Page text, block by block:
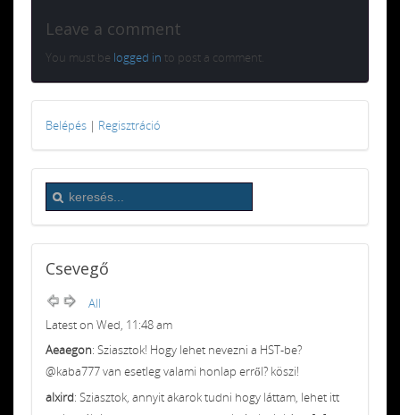
Leave a comment
You must be logged in to post a comment.
Belépés | Regisztráció
Csevegő
All
Latest on Wed, 11:48 am
Aeaegon: Sziasztok! Hogy lehet nevezni a HST-be?
@kaba777 van esetleg valami honlap erről? köszi!
alxird: Sziasztok, annyit akarok tudni hogy láttam, lehet itt